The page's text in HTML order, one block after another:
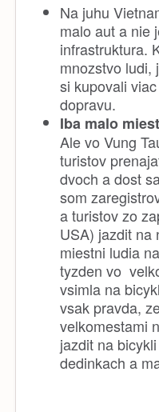
Na juhu
malo aut a nie
infrastruktura.
mnozstvo ludi,
si kupovali
dopravu.
Iba malo
Ale vo Vung
turistov
dvoch a dost
som
a turistov zo
USA) jazdit na
miestni ludia
tyzden vo
vsimla na
vsak pravda,
velkomestami
jazdit na
dedinkach a